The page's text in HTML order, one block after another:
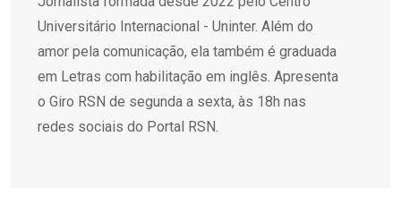
Universitário Internacional - Uninter. Além do
amor pela comunicação, ela também é graduada
em Letras com habilitação em inglês. Apresenta
o Giro RSN de segunda a sexta, às 18h nas
redes sociais do Portal RSN.